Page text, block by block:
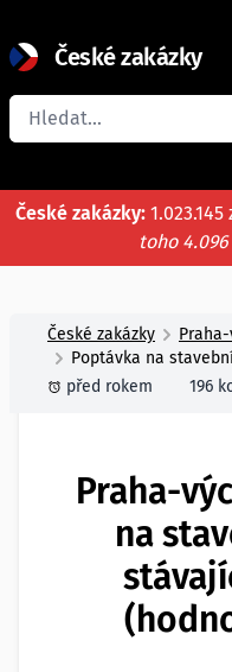
České zakázky
České zakázky:
toho
České zakázky
Poptávka na
před rokem
196
Praha-
na